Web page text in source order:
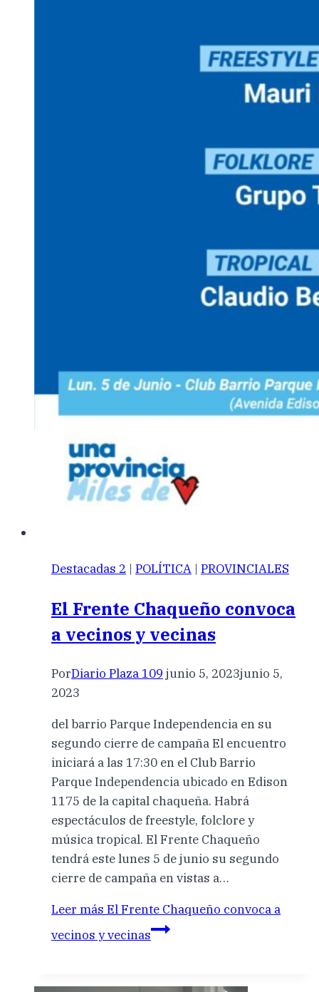
Destacadas 2 | POLÍTICA | PROVINCIALES
El Frente Chaqueño convoca
a vecinos y vecinas
PorDiario Plaza 109 junio 5, 2023junio 5,
2023
del barrio Parque Independencia en su
segundo cierre de campaña El encuentro
iniciará a las 17:30 en el Club Barrio
Parque Independencia ubicado en Edison
1175 de la capital chaqueña. Habrá
espectáculos de freestyle, folclore y
música tropical. El Frente Chaqueño
tendrá este lunes 5 de junio su segundo
cierre de campaña en vistas a…
Leer más El Frente Chaqueño convoca a
vecinos y vecinas